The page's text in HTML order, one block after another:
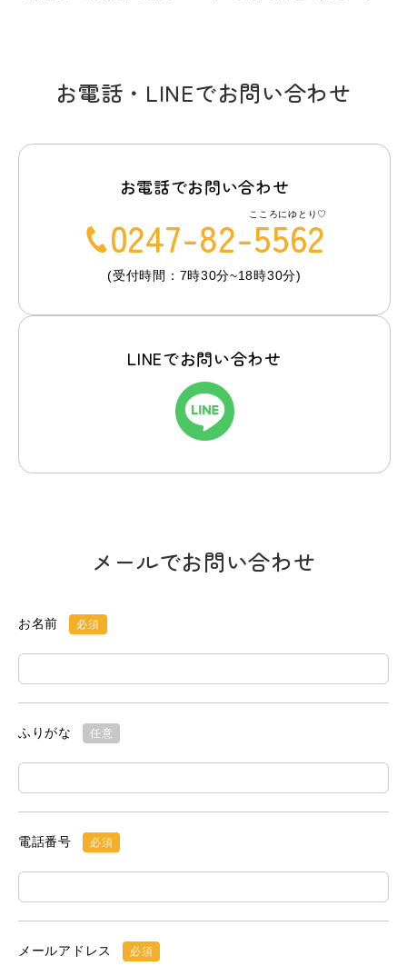
お電話・LINEでお問い合わせ
お電話でお問い合わせ
こころにゆとり♡
0247-82-5562
(受付時間：7時30分~18時30分)
LINEでお問い合わせ
メールでお問い合わせ
お名前 必須
ふりがな 任意
電話番号 必須
メールアドレス 必須